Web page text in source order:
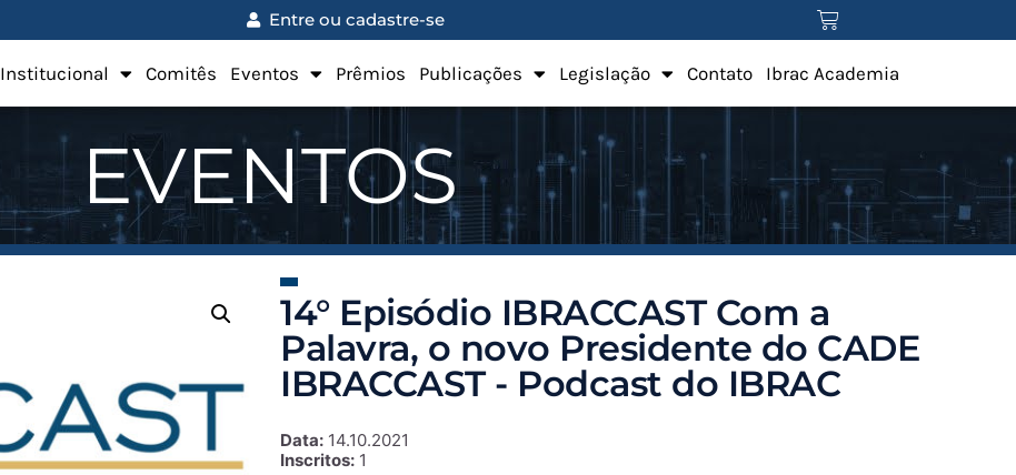
Entre ou cadastre-se
Institucional Comitês Eventos Prêmios Publicações Legislação Contato Ibrac Academia
EVENTOS
14° Episódio IBRACCAST Com a
Palavra, o novo Presidente do CADE
IBRACCAST - Podcast do IBRAC
Data: 14.10.2021
Inscritos: 1